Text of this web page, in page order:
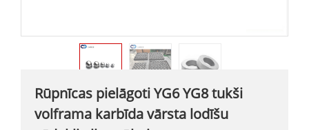
Rūpnīcas pielāgoti YG6 YG8 tukši
volframa karbīda vārsta lodīšu